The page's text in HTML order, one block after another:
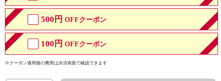
500円 OFFクーポン
100円 OFFクーポン
※クーポン適用後の費用は決済画面で確認できます